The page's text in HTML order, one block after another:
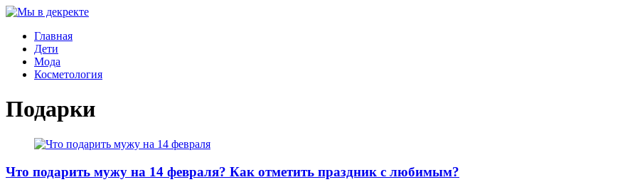
Главная
Дети
Мода
Косметология
Подарки
Что подарить мужу на 14 февраля? Как отметить праздник с любимым?